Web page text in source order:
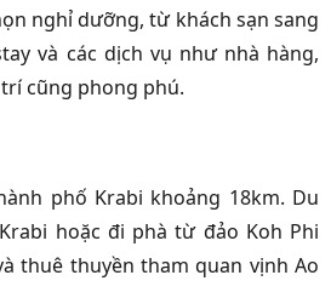
nghỉ dưỡng, từ khách sạn sang
và các dịch vụ như nhà hàng,
cũng phong phú.
phố Krabi khoảng 18km. Du
hoặc đi phà từ đảo Koh Phi
thuê thuyền tham quan vịnh Ao